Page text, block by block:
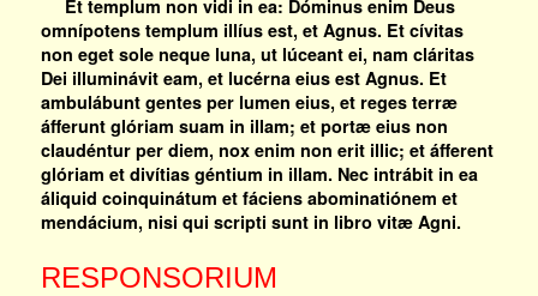
Et templum non vidi in ea: Dóminus enim Deus
omnípotens templum illíus est, et Agnus. Et cívitas
non eget sole neque luna, ut lúceant ei, nam cláritas
Dei illuminávit eam, et lucérna eius est Agnus. Et
ambulábunt gentes per lumen eius, et reges terræ
áfferunt glóriam suam in illam; et portæ eius non
claudéntur per diem, nox enim non erit illic; et áfferent
glóriam et divítias géntium in illam. Nec intrábit in ea
áliquid coinquinátum et fáciens abominatiónem et
mendácium, nisi qui scripti sunt in libro vitæ Agni.
RESPONSORIUM